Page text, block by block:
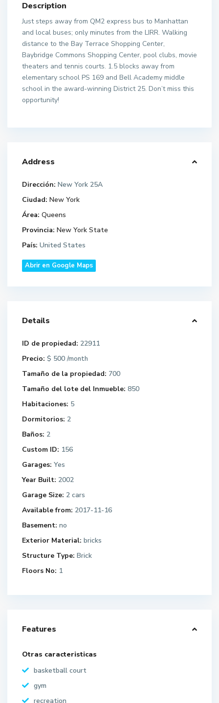
Description
Just steps away from QM2 express bus to Manhattan
and local buses; only minutes from the LIRR. Walking
distance to the Bay Terrace Shopping Center,
Baybridge Commons Shopping Center, pool clubs, movie
theaters and tennis courts. 1.5 blocks away from
elementary school PS 169 and Bell Academy middle
school in the award-winning District 25. Don’t miss this
opportunity!
Address
Dirección: New York 25A
Ciudad: New York
Área: Queens
Provincia: New York State
País: United States
Abrir en Google Maps
Details
ID de propiedad: 22911
Precio: $ 500 /month
Tamaño de la propiedad: 700
Tamaño del lote del Inmueble: 850
Habitaciones: 5
Dormitorios: 2
Baños: 2
Custom ID: 156
Garages: Yes
Year Built: 2002
Garage Size: 2 cars
Available from: 2017-11-16
Basement: no
Exterior Material: bricks
Structure Type: Brick
Floors No: 1
Features
Otras caracteristicas
basketball court
gym
recreation